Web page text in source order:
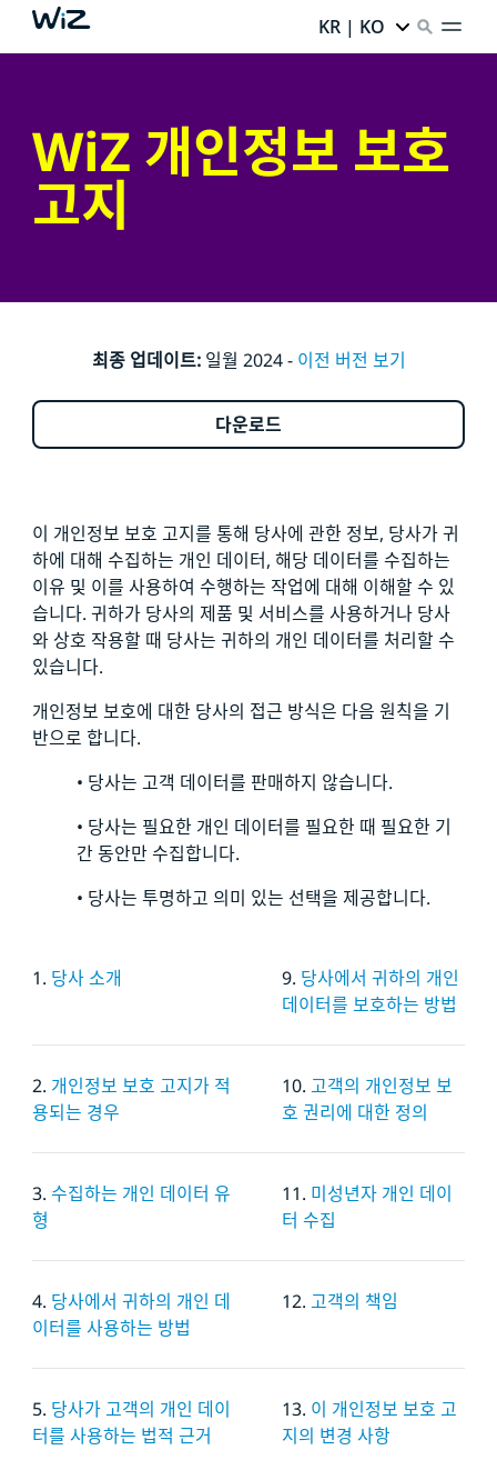
KR | KO
WiZ 개인정보 보호
고지
최종 업데이트:일월 2024 - 이전 버전 보기
다운로드
이 개인정보 보호 고지를 통해 당사에 관한 정보, 당사가 귀
하에 대해 수집하는 개인 데이터, 해당 데이터를 수집하는
이유 및 이를 사용하여 수행하는 작업에 대해 이해할 수 있
습니다. 귀하가 당사의 제품 및 서비스를 사용하거나 당사
와 상호 작용할 때 당사는 귀하의 개인 데이터를 처리할 수
있습니다.
개인정보 보호에 대한 당사의 접근 방식은 다음 원칙을 기
반으로 합니다.
• 당사는 고객 데이터를 판매하지 않습니다.
• 당사는 필요한 개인 데이터를 필요한 때 필요한 기
간 동안만 수집합니다.
• 당사는 투명하고 의미 있는 선택을 제공합니다.
1. 당사 소개 9. 당사에서 귀하의 개인
데이터를 보호하는 방법
2. 개인정보 보호 고지가 적
용되는 경우
10. 고객의 개인정보 보
호 권리에 대한 정의
3. 수집하는 개인 데이터 유
형
11. 미성년자 개인 데이
터 수집
4. 당사에서 귀하의 개인 데
이터를 사용하는 방법
12. 고객의 책임
5. 당사가 고객의 개인 데이
터를 사용하는 법적 근거
13. 이 개인정보 보호 고
지의 변경 사항